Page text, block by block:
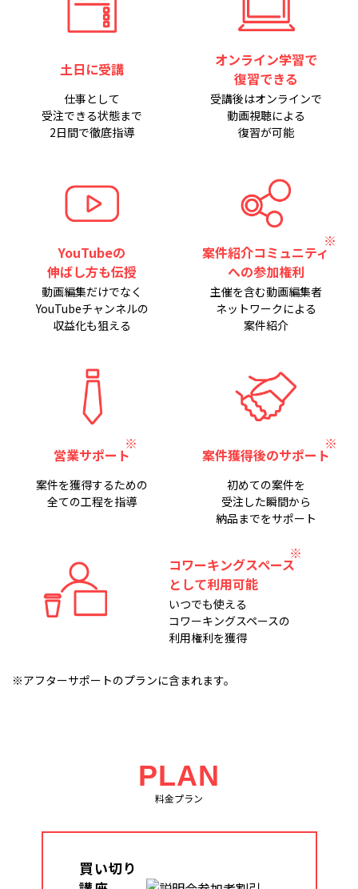
土日に受講
仕事として
受注できる状態まで
2日間で徹底指導
オンライン学習で
復習できる
受講後はオンラインで
動画視聴による
復習が可能
YouTubeの
伸ばし方も伝授
動画編集だけでなく
YouTubeチャンネルの
収益化も狙える
案件紹介コミュニティ
への参加権利
主催を含む動画編集者
ネットワークによる
案件紹介
営業サポート
案件を獲得するための
全ての工程を指導
案件獲得後のサポート
初めての案件を
受注した瞬間から
納品までをサポート
コワーキングスペース
として利用可能
いつでも使える
コワーキングスペースの
利用権利を獲得
※アフターサポートのプランに含まれます。
PLAN
料金プラン
買い切り